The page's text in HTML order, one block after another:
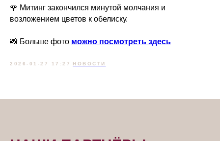
🌹 Митинг закончился минутой молчания и
возложением цветов к обелиску.
📸 Больше фото можно посмотреть здесь
2026-01-27 17:27 НОВОСТИ